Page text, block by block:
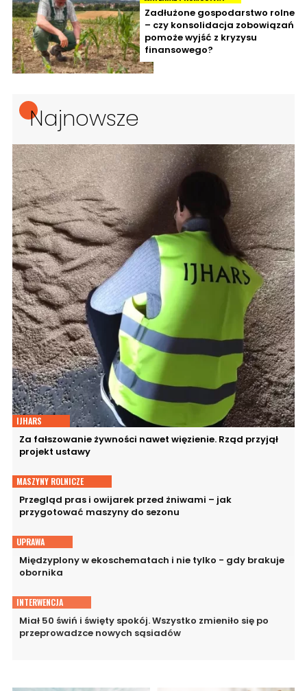
Zadłużone gospodarstwo rolne
– czy konsolidacja zobowiązań
pomoże wyjść z kryzysu
finansowego?
Najnowsze
IJHARS
Za fałszowanie żywności nawet więzienie. Rząd przyjął
projekt ustawy
MASZYNY ROLNICZE
Przegląd pras i owijarek przed żniwami – jak
przygotować maszyny do sezonu
UPRAWA
Międzyplony w ekoschematach i nie tylko - gdy brakuje
obornika
INTERWENCJA
Miał 50 świń i święty spokój. Wszystko zmieniło się po
przeprowadzce nowych sąsiadów